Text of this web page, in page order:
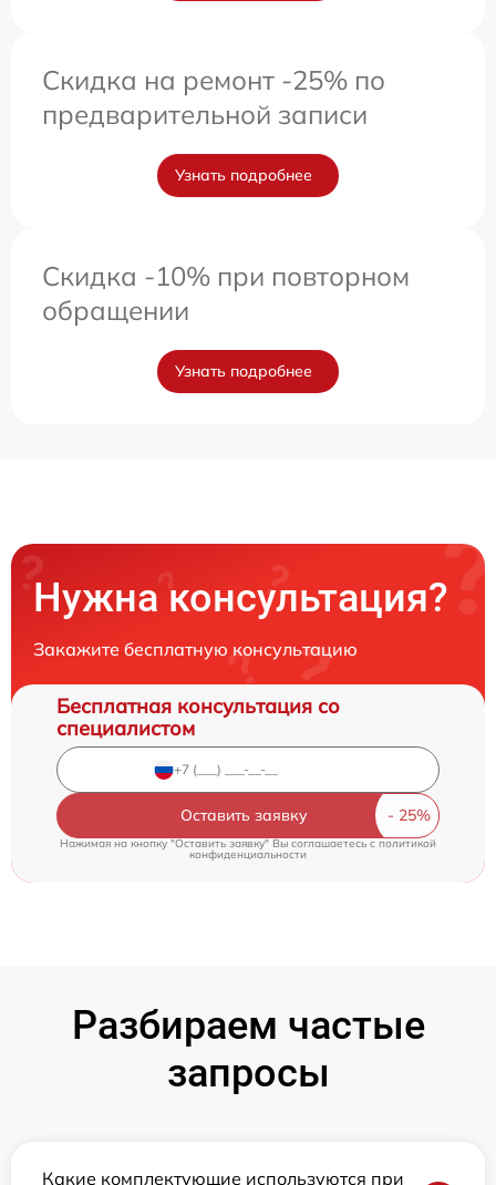
Скидка на ремонт -25% по
предварительной записи
Узнать подробнее
Скидка -10% при повторном
обращении
Узнать подробнее
Нужна консультация?
Закажите бесплатную консультацию
Бесплатная консультация со
специалистом
Оставить заявку
Нажимая на кнопку "Оставить заявку" Вы соглашаетесь cполитикой
конфиденциальности
Разбираем частые
запросы
Какие комплектующие используются при